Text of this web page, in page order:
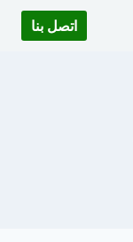
اتصل بنا